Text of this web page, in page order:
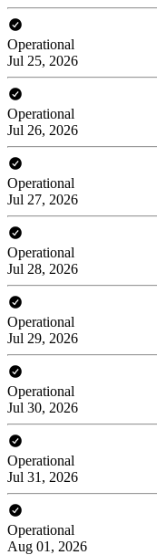
Operational
Jul 25, 2026
Operational
Jul 26, 2026
Operational
Jul 27, 2026
Operational
Jul 28, 2026
Operational
Jul 29, 2026
Operational
Jul 30, 2026
Operational
Jul 31, 2026
Operational
Aug 01, 2026